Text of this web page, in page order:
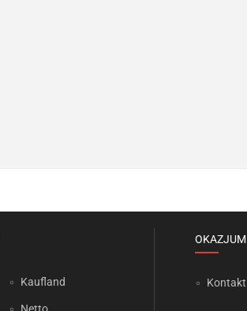
Kaufland Kontakt